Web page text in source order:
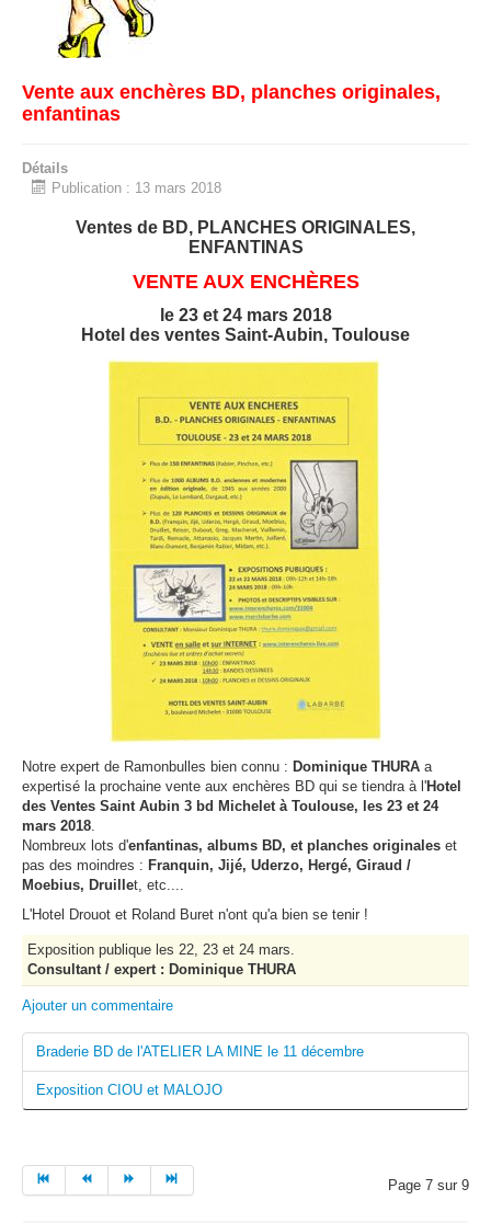
Vente aux enchères BD, planches originales,
enfantinas
Détails
Publication : 13 mars 2018
Ventes de BD, PLANCHES ORIGINALES,
ENFANTINAS
VENTE AUX ENCHÈRES
le 23 et 24 mars 2018
Hotel des ventes Saint-Aubin, Toulouse
Notre expert de Ramonbulles bien connu : Dominique THURA a
expertisé la prochaine vente aux enchères BD qui se tiendra à l'Hotel
des Ventes Saint Aubin 3 bd Michelet à Toulouse, les 23 et 24
mars 2018.
Nombreux lots d'enfantinas, albums BD, et planches originales et
pas des moindres : Franquin, Jijé, Uderzo, Hergé, Giraud /
Moebius, Druillet, etc....
L'Hotel Drouot et Roland Buret n'ont qu'a bien se tenir !
Exposition publique les 22, 23 et 24 mars.
Consultant / expert : Dominique THURA
Ajouter un commentaire
Braderie BD de l'ATELIER LA MINE le 11 décembre
Exposition CIOU et MALOJO
Page 7 sur 9